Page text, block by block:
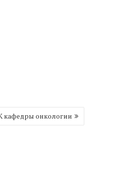
кафедры онкологии